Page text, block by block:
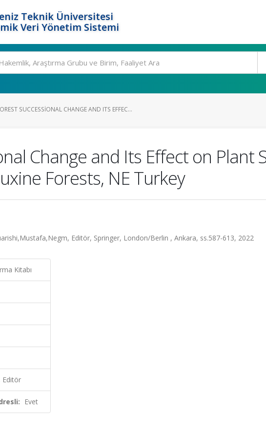
Teknik Üniversitesi
Veri Yönetim Sistemi
SUCCESSIONAL CHANGE AND ITS EFFEC...
Change and Its Effect on Plant
Forests, NE Turkey
Editör, Springer, London/Berlin , Ankara, ss.587-613, 2022
Kitabı
Editör
Evet